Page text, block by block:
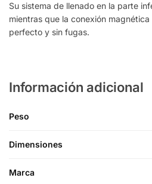
Su sistema de llenado en la parte
mientras que la conexión
perfecto y sin fugas.
Información adicional
Peso
Dimensiones
Marca